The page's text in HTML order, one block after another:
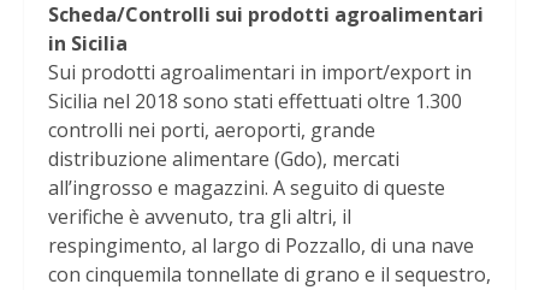
Scheda/Controlli sui prodotti agroalimentari
in Sicilia
Sui prodotti agroalimentari in import/export in
Sicilia nel 2018 sono stati effettuati oltre 1.300
controlli nei porti, aeroporti, grande
distribuzione alimentare (Gdo), mercati
all’ingrosso e magazzini. A seguito di queste
verifiche è avvenuto, tra gli altri, il
respingimento, al largo di Pozzallo, di una nave
con cinquemila tonnellate di grano e il sequestro,